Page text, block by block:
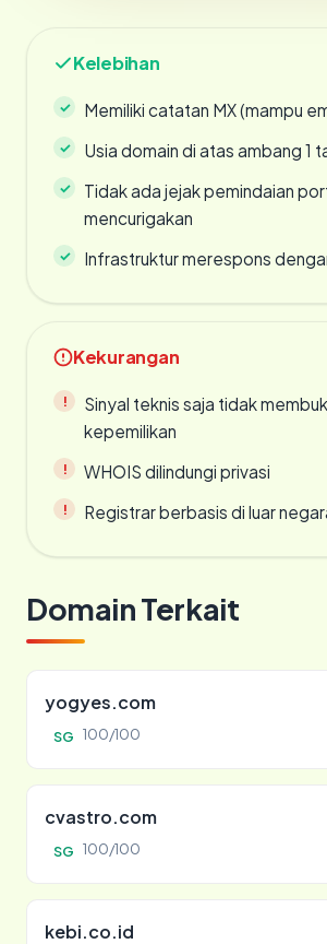
Kelebihan
Memiliki catatan MX (mampu
Usia domain di atas ambang 1
Tidak ada jejak pemindaian
mencurigakan
Infrastruktur merespons
Kekurangan
Sinyal teknis saja tidak
kepemilikan
WHOIS dilindungi privasi
Registrar berbasis di luar
Domain Terkait
yogyes.com
SG 100/100
cvastro.com
SG 100/100
kebi.co.id